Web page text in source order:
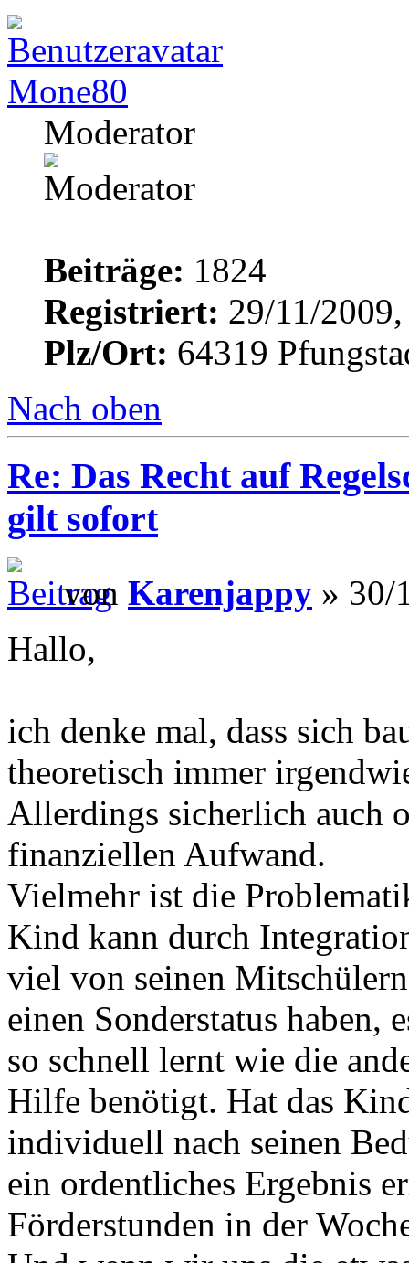
Mone80
Moderator
Beiträge: 1824
Registriert: 29/11/
Plz/Ort: 64319
Nach oben
Re: Das Recht auf
gilt sofort
von Karenjappy » 30/
Hallo,
ich denke mal, dass sich
theoretisch immer
Allerdings sicherlich auch
finanziellen Aufwand.
Vielmehr ist die
Kind kann durch
viel von seinen
einen Sonderstatus haben,
so schnell lernt wie die
Hilfe benötigt. Hat das
individuell nach seinen
ein ordentliches Ergebnis
Förderstunden in der